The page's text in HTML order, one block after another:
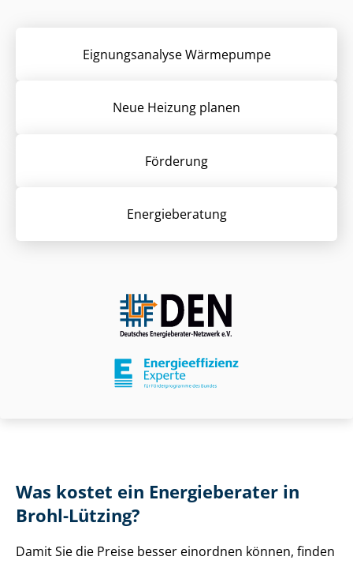
Eignungsanalyse Wärmepumpe
Neue Heizung planen
Förderung
Energieberatung
Was kostet ein Energieberater in
Brohl-Lützing?
Damit Sie die Preise besser einordnen können, finden